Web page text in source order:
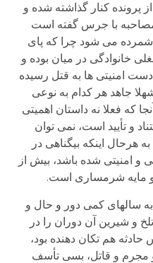
کنار گذاشته شده و
با جرس گفته است
شمرده می شود چرا که پای
خانوادگی در میان بوده و
امنیتی ها به قتل رسیده
جاهد هر کدام به نوعی
که فعلا نه داستان اهمیتی
و تأیید است، نمی توان
اینکه بیگناهی در
و امنیتی شده باشد، بیش از
مایه شرمساری است.
سالهای کمی دور و حال و
و شیرین آن دوران را در
هم تکان دهنده بود،
مجرم و قاتل، بسی تأسف